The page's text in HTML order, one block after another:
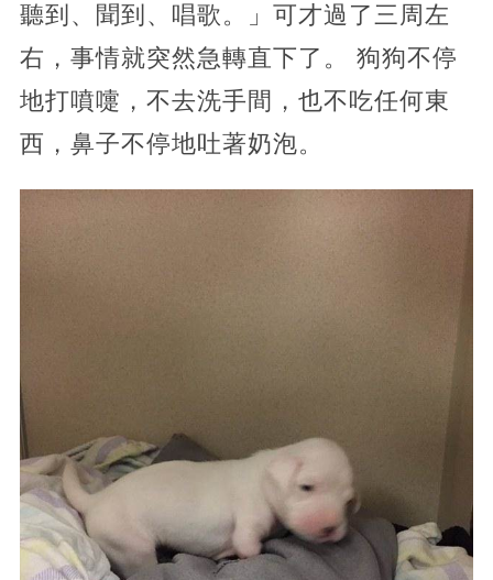
聽到、聞到、唱歌。」可才過了三周左
右，事情就突然急轉直下了。 狗狗不停
地打噴嚏，不去洗手間，也不吃任何東
西，鼻子不停地吐著奶泡。